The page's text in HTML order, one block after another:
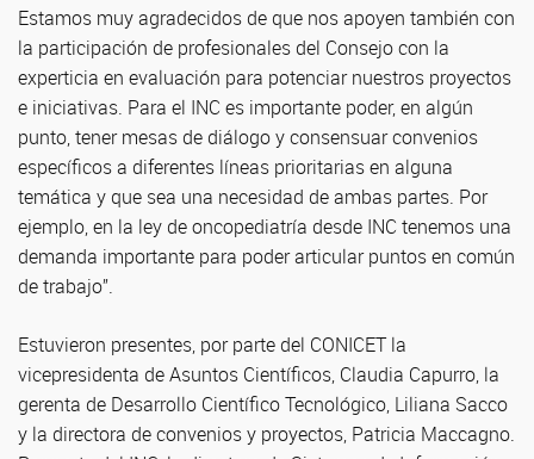
Estamos muy agradecidos de que nos apoyen también con
la participación de profesionales del Consejo con la
experticia en evaluación para potenciar nuestros proyectos
e iniciativas. Para el INC es importante poder, en algún
punto, tener mesas de diálogo y consensuar convenios
específicos a diferentes líneas prioritarias en alguna
temática y que sea una necesidad de ambas partes. Por
ejemplo, en la ley de oncopediatría desde INC tenemos una
demanda importante para poder articular puntos en común
de trabajo”.
Estuvieron presentes, por parte del CONICET la
vicepresidenta de Asuntos Científicos, Claudia Capurro, la
gerenta de Desarrollo Científico Tecnológico, Liliana Sacco
y la directora de convenios y proyectos, Patricia Maccagno.